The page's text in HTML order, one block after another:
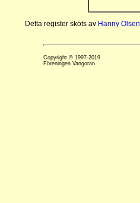
Detta register sköts av Hanny Olsen
Copyright © 1997-2019
Föreningen Vangoran